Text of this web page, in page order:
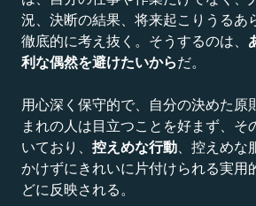
況、決断の結果、将来起こりうるあ
徹底的に考え抜く。そうするのは、
利な偶然を避けたいからだ。
用心深く保守的で、自分の決めた原
まれの人は目立つことを好まず、そ
いており、 控えめな行動、控えめな
かけずにきれいに片付けられる実用
どに反映される。